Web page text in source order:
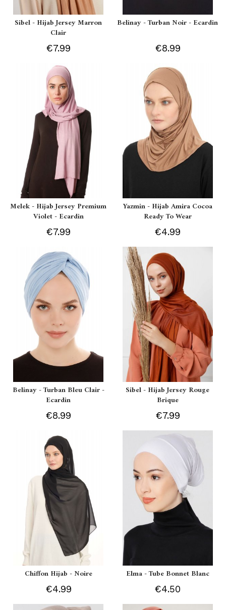
Sibel - Hijab Jersey Marron
Clair
€7.99
Belinay - Turban Noir - Ecardin
€8.99
Melek - Hijab Jersey Premium
Violet - Ecardin
€7.99
Yazmin - Hijab Amira Cocoa
Ready To Wear
€4.99
Belinay - Turban Bleu Clair -
Ecardin
€8.99
Sibel - Hijab Jersey Rouge
Brique
€7.99
Chiffon Hijab - Noire
€4.99
Elma - Tube Bonnet Blanc
€4.50